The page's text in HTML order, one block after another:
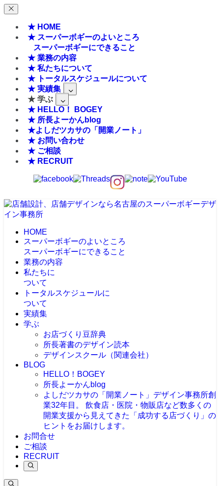
★ HOME
★ スーパーボギーのよいところ
スーパーボギーにできること
★ 業務の内容
★ 私たちについて
★ トータルスケジュールについて
★ 実績集
★ 学ぶ
★ HELLO！ BOGEY
★ 所長よーかんblog
★よしだツカサの「開業ノート」
★ お問い合わせ
★ ご相談
★ RECRUIT
HOME
スーパーボギーのよいところ
スーパーボギーにできること
業務の内容
私たちに
ついて
トータルスケジュールに
ついて
実績集
学ぶ
お店づくり豆辞典
所長著書のデザイン読本
デザインスクール（関連会社）
BLOG
HELLO！BOGEY
所長よーかんblog
よしだツカサの「開業ノート」 デザイン事務所創
業32年目。 飲食店・医院・物販店など数多くの
開業支援から見えてきた「成功する店づくり」の
ヒントをお届けします。
お問合せ
ご相談
RECRUIT